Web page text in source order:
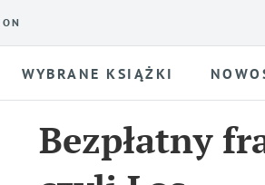
WYBRANE KSIĄŻKI
Bezpłatny